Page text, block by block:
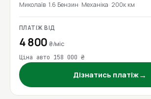
Миколаїв 1.6 Бензин Механіка 200к км
ПЛАТІЖ ВІД
4 800₴/міс
Ціна авто 158 000 ₴
Дізнатись платіж→